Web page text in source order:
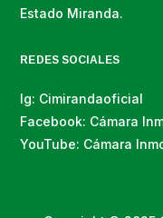
Estado Miranda.
REDES SOCIALES
Ig: Cimirandaoficial
Facebook: Cámara
YouTube: Cámara